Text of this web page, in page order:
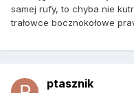
samej rufy, to chyba nie
trałowce bocznokołowe
ptasznik